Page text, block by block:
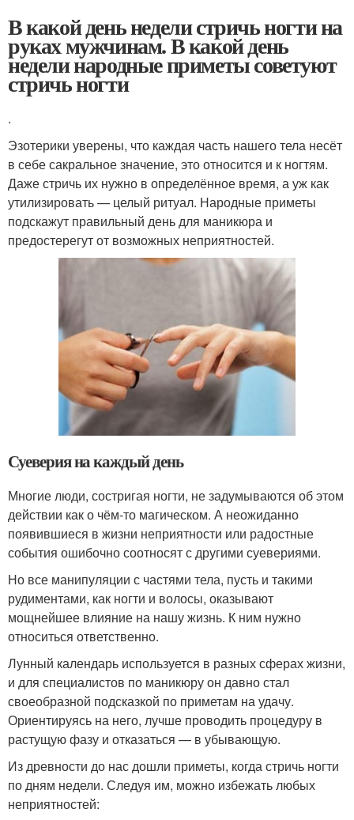
В какой день недели стричь ногти на
руках мужчинам. В какой день
недели народные приметы советуют
стричь ногти
.
Эзотерики уверены, что каждая часть нашего тела несёт
в себе сакральное значение, это относится и к ногтям.
Даже стричь их нужно в определённое время, а уж как
утилизировать — целый ритуал. Народные приметы
подскажут правильный день для маникюра и
предостерегут от возможных неприятностей.
Суеверия на каждый день
Многие люди, состригая ногти, не задумываются об этом
действии как о чём-то магическом. А неожиданно
появившиеся в жизни неприятности или радостные
события ошибочно соотносят с другими суевериями.
Но все манипуляции с частями тела, пусть и такими
рудиментами, как ногти и волосы, оказывают
мощнейшее влияние на нашу жизнь. К ним нужно
относиться ответственно.
Лунный календарь используется в разных сферах жизни,
и для специалистов по маникюру он давно стал
своеобразной подсказкой по приметам на удачу.
Ориентируясь на него, лучше проводить процедуру в
растущую фазу и отказаться — в убывающую.
Из древности до нас дошли приметы, когда стричь ногти
по дням недели. Следуя им, можно избежать любых
неприятностей: